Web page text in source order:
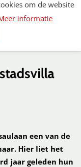
om de website
informatie
een van de
Hier liet het
jaar geleden hun